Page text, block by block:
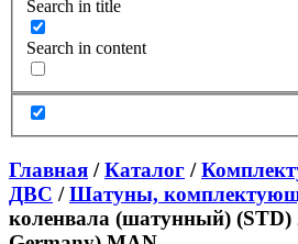
Search in title
Search in content
Главная /Каталог /
ДВС /Шатуны,
коленвала (шатунный) (STD)